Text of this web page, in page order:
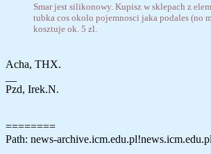
Smar jest silikonowy. Kupisz w sklepach z
tubka cos okolo pojemnosci jaka podales (no
kosztuje ok. 5 zl.
Acha, THX.
Pzd, Irek.N.
========
Path: news-